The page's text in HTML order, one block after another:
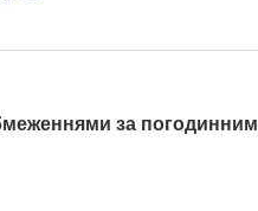
за погодинним